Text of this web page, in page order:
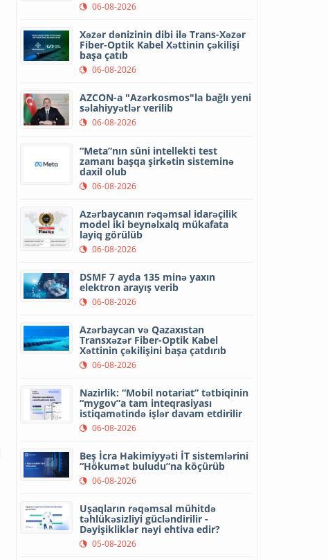
06-08-2026
Xəzər dənizinin dibi ilə Trans-Xəzər
Fiber-Optik Kabel Xəttinin çəkilişi
başa çatıb
06-08-2026
AZCON-a "Azərkosmos"la bağlı yeni
səlahiyyətlər verilib
06-08-2026
“Meta”nın süni intellekti test
zamanı başqa şirkətin sisteminə
daxil olub
06-08-2026
Azərbaycanın rəqəmsal idarəçilik
model iki beynəlxalq mükafata
layiq görülüb
06-08-2026
DSMF 7 ayda 135 minə yaxın
elektron arayış verib
06-08-2026
Azərbaycan və Qazaxıstan
Transxəzər Fiber-Optik Kabel
Xəttinin çəkilişini başa çatdırıb
06-08-2026
Nazirlik: “Mobil notariat” tətbiqinin
“mygov”a tam inteqrasiyası
istiqamətində işlər davam etdirilir
06-08-2026
Beş İcra Hakimiyyəti İT sistemlərini
“Hökumət buludu”na köçürüb
06-08-2026
Uşaqların rəqəmsal mühitdə
təhlükəsizliyi gücləndirilir -
Dəyişikliklər nəyi ehtiva edir?
05-08-2026